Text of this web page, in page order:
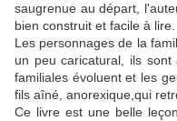
saugrenue au départ,
bien construit et facile à lire.
Les personnages de la
un peu caricatural, ils sont
familiales évoluent et les
fils aîné, anorexique,qui
Ce livre est une belle